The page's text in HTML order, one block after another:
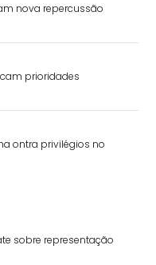
nova repercussão
prioridades
ontra privilégios no
sobre representação